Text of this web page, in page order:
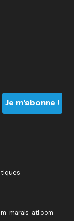
marais-atl.com